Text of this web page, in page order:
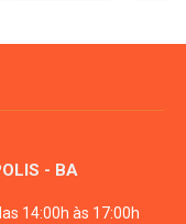
- BA
14:00h às 17:00h